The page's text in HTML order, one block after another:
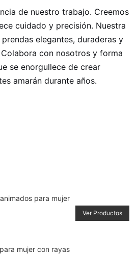
de nuestro trabajo. Creemos
cuidado y precisión. Nuestra
elegantes, duraderas y
con nosotros y forma
se enorgullece de crear
amarán durante años.
para mujer
Ver Productos
mujer con rayas